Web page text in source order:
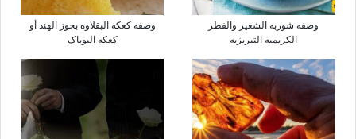
وصفه شوربه الشعیر والفطر
الکریمیه التبریزیه
وصفه کعکه البقلاوه بجوز الهند أو
کعکه البوباک